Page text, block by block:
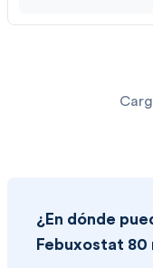
¿En dónde
Febuxostat 80